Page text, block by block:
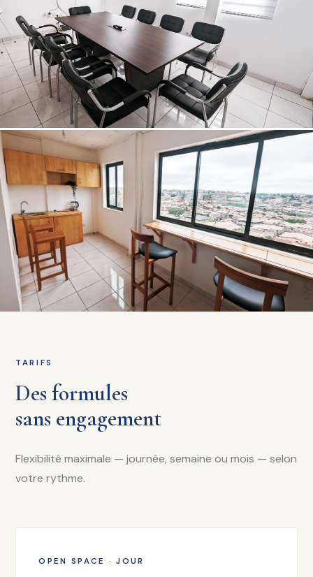
TARIFS
Des formules
sans engagement
Flexibilité maximale — journée, semaine ou mois — selon
votre rythme.
OPEN SPACE · JOUR